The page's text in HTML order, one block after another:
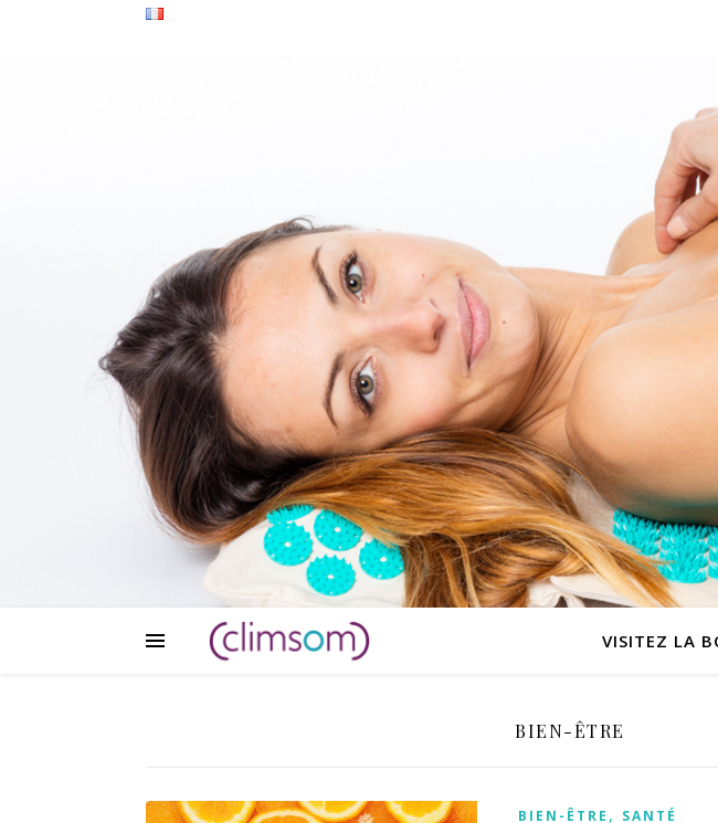
VISITEZ LA
BIEN-ÊTRE
BIEN-ÊTRE , SANTÉ